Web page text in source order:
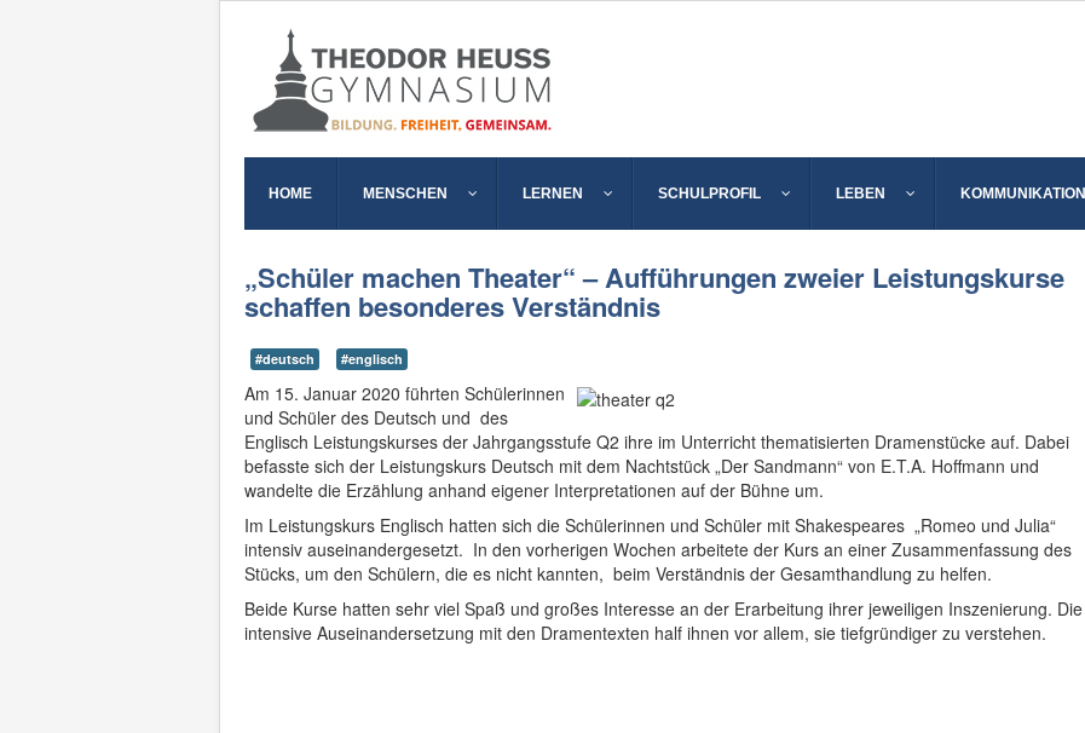
HOME MENSCHEN LERNEN SCHULPROFIL LEBEN KOMMUNIKATION
„Schüler machen Theater“ – Aufführungen zweier Leistungskurse
schaffen besonderes Verständnis
#deutsch #englisch
Am 15. Januar 2020 führten Schülerinnen
und Schüler des Deutsch und des
Englisch Leistungskurses der Jahrgangsstufe Q2 ihre im Unterricht thematisierten Dramenstücke auf. Dabei
befasste sich der Leistungskurs Deutsch mit dem Nachtstück „Der Sandmann“ von E.T.A. Hoffmann und
wandelte die Erzählung anhand eigener Interpretationen auf der Bühne um.
Im Leistungskurs Englisch hatten sich die Schülerinnen und Schüler mit Shakespeares „Romeo und Julia“
intensiv auseinandergesetzt. In den vorherigen Wochen arbeitete der Kurs an einer Zusammenfassung des
Stücks, um den Schülern, die es nicht kannten, beim Verständnis der Gesamthandlung zu helfen.
Beide Kurse hatten sehr viel Spaß und großes Interesse an der Erarbeitung ihrer jeweiligen Inszenierung. Die
intensive Auseinandersetzung mit den Dramentexten half ihnen vor allem, sie tiefgründiger zu verstehen.